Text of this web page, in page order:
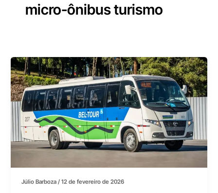
micro-ônibus turismo
Júlio Barboza/12 de fevereiro de 2026